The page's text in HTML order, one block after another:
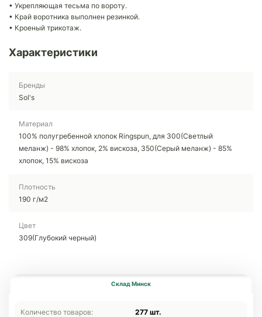
• Укрепляющая тесьма по вороту.
• Край воротника выполнен резинкой.
• Кроеный трикотаж.
Характеристики
Бренды
Sol's
Материал
100% полугребенной хлопок Ringspun, для 300(Светлый
меланж) - 98% хлопок, 2% вискоза, 350(Серый меланж) - 85%
хлопок, 15% вискоза
Плотность
190 г/м2
Цвет
309(Глубокий черный)
Склад Минск
Количество товаров: 277 шт.